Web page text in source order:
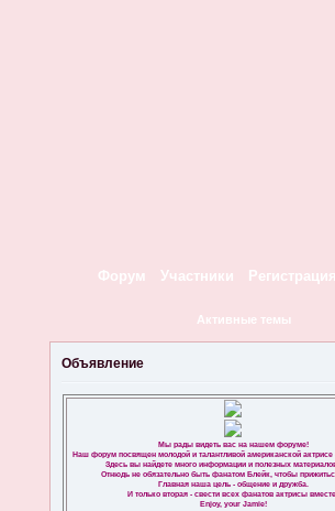
Форум Участники Регистрация
Активные темы
Объявление
Мы рады видеть вас на нашем форуме!
Наш форум посвящен молодой и талантливой американской актрисе
Здесь вы найдете много информации и полезных
Отнюдь не обязательно быть фанатом Блейк, чтобы
Главная наша цель - общение и дружба.
И только вторая - свести всех фанатов актрисы
Enjoy, your Jamie!